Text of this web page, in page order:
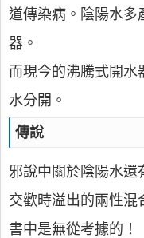
道傳染病。陰陽水多
器。
而現今的沸騰式開水
水分開。
傳說
邪說中關於陰陽水還
交歡時溢出的兩性混
書中是無從考據的！